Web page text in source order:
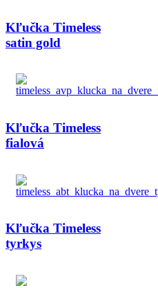
Kľučka Timeless
satin gold
Kľučka Timeless
fialová
Kľučka Timeless
tyrkys